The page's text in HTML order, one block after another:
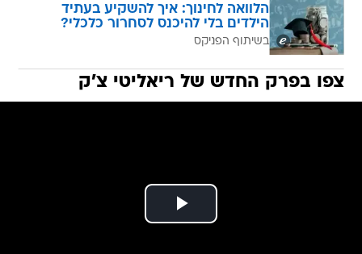
הלוואה לחינוך: איך להשקיע בעתיד
הילדים בלי להיכנס לסחרור כלכלי?
בשיתוף הפניקס
צפו בפרק החדש של ריאליטי צ'ק